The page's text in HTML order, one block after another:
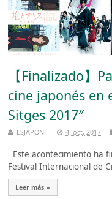
【Finalizado】
cine japonés en
Sitges 2017″
ESJAPON 4, oct, 2017
Este acontecimiento ha
Festival Internacional de
Leer más »